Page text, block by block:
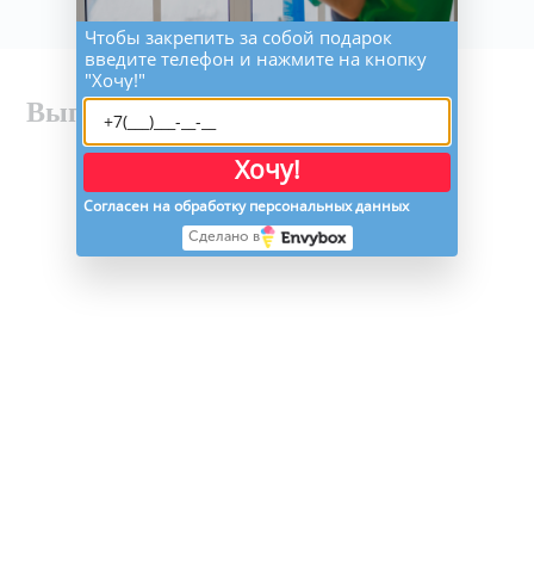
Выполненные работы
Чтобы закрепить за собой подарок
введите телефон и нажмите на кнопку
"Хочу!"
Хочу!
Согласен на обработку персональных данных
Сделано в